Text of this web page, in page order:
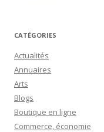
CATÉGORIES
Actualités
Annuaires
Arts
Blogs
Boutique en ligne
Commerce, économie